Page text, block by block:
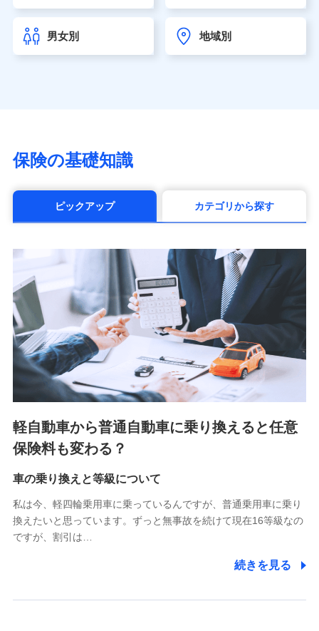
チューリッヒ生命保険株式会社
東京海上日動あんしん生命保険株式会社
（https://www.tmn-anshin.co.jp/）
マニュライフ生命保険株式会社
（https://www.manulife.co.jp/）
（https://www.msa-life.co.jp/）
メットライフ生命株式会社(https://www.metlife.co.jp/)
■少額短期保険
株式会社アシロ少額短期保険 (https://kailash.co.jp/)
SBIいきいき少額短期保険会社 (https://www.i-
sedai.com/)
SBIペット少額短期保険株式会社 (https://www.sbipet-
ssi.co.jp/)
SBIリスタ少額短期保険会社
(https://www.jishin.co.jp/)
スマートプラス少額短期保険株式会社
チューリッヒ少額短期保険株式会社
(https://www.zurichssi.co.jp/)
(https://www.tokiomarine-x.co.jp/)
(https://pshoken.co.jp/)
リトルファミリー少額短期保険株式会社
(https://www.littlefamily-ssi.com/)
郵便、電話、およびＥメール等により、当社と取引のあるも
男女別 地域別
保険の基礎知識
ピックアップ カテゴリから探す
軽自動車から普通自動車に乗り換えると任意
保険料も変わる？
車の乗り換えと等級について
私は今、軽四輪乗用車に乗っているんですが、普通乗用車に乗り
換えたいと思っています。ずっと無事故を続けて現在16等級なの
ですが、割引は…
続きを見る